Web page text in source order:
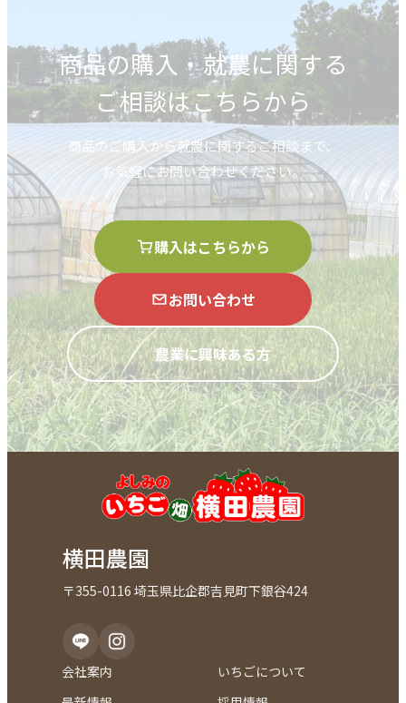
商品の購入・就農に関する
ご相談はこちらから
商品のご購入から就農に関するご相談まで、
お気軽にお問い合わせください。
購入はこちらから
お問い合わせ
農業に興味ある方
横田農園
〒355-0116 埼玉県比企郡吉見町下銀谷424
会社案内
いちごについて